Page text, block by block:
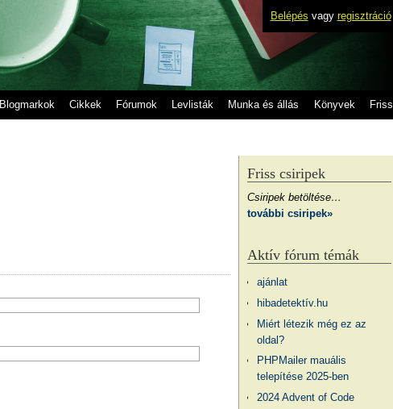
Belépés vagy regisztráció
Blogmarkok Cikkek Fórumok Levlisták Munka és állás Könyvek Friss
Friss csiripek
Csiripek betöltése…
további csiripek»
Aktív fórum témák
ajánlat
hibadetektív.hu
Miért létezik még ez az
oldal?
PHPMailer mauális
telepítése 2025-ben
2024 Advent of Code